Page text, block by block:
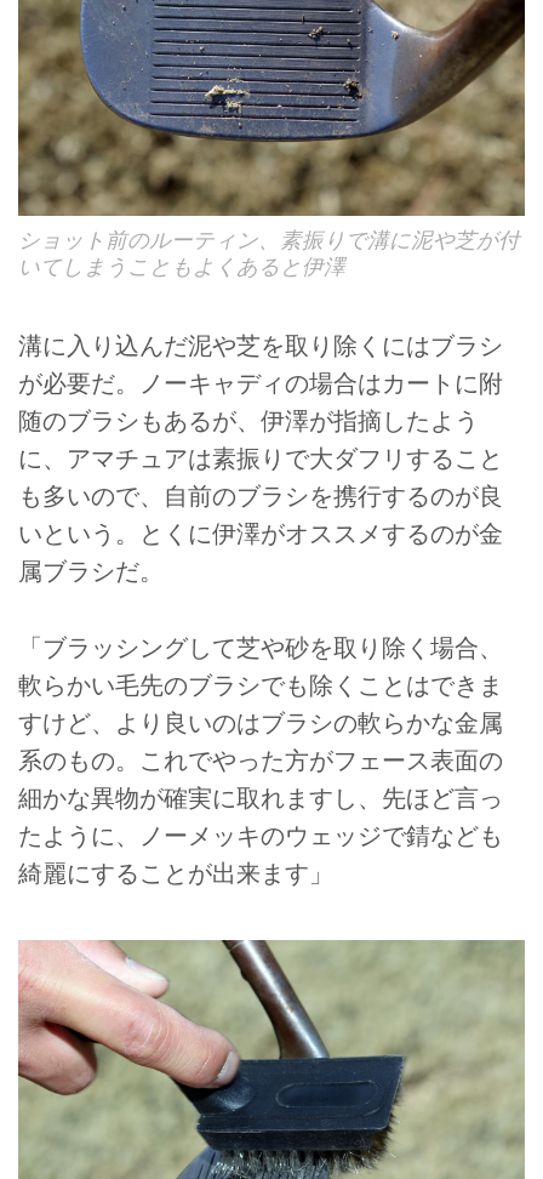
ショット前のルーティン、素振りで溝に泥や芝が付
いてしまうこともよくあると伊澤
溝に入り込んだ泥や芝を取り除くにはブラシ
が必要だ。ノーキャディの場合はカートに附
随のブラシもあるが、伊澤が指摘したよう
に、アマチュアは素振りで大ダフリすること
も多いので、自前のブラシを携行するのが良
いという。とくに伊澤がオススメするのが金
属ブラシだ。
「ブラッシングして芝や砂を取り除く場合、
軟らかい毛先のブラシでも除くことはできま
すけど、より良いのはブラシの軟らかな金属
系のもの。これでやった方がフェース表面の
細かな異物が確実に取れますし、先ほど言っ
たように、ノーメッキのウェッジで錆なども
綺麗にすることが出来ます」